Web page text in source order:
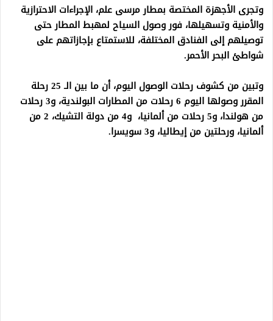
وتجرى الأجهزة المختصة بمطار مرسى علم، الإجراءات الاحترازية
والأمنية وتسهيلها، فور وصول السياح لمهبط المطار حتى
توصيلهم إلى الفنادق المختلفة، للاستمتاع بإجازاتهم على
شواطئ البحر الأحمر.
وتبين من كشوف رحلات الوصول اليوم، أن ما بين الـ 25 رحلة
المقرر وصولها اليوم 6 رحلات من المطارات البولندية، و3 رحلات
من هولندا، و5 رحلات من ألمانيا، و4 من دولة التشيك، 2 من
ألمانيا، ورحلتين من إيطاليا، و3 سويسرا.